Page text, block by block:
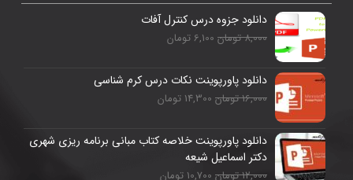
دانلود جزوه درس کنترل آفات
8,000 تومان 6,100 تومان
دانلود پاورپوینت نکات درس کرم شناسی
16,000 تومان 14,300 تومان
دانلود پاورپوینت خلاصه کتاب مبانی برنامه ریزی شهری
دکتر اسماعیل شیعه
12,000 تومان 10,700 تومان